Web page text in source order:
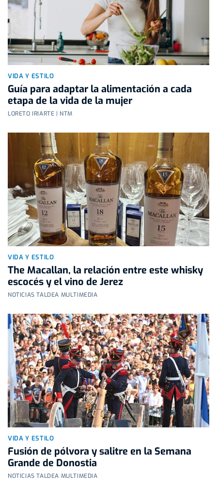
VIDA Y ESTILO
Guía para adaptar la alimentación a cada
etapa de la vida de la mujer
LORETO IRIARTE | NTM
VIDA Y ESTILO
The Macallan, la relación entre este whisky
escocés y el vino de Jerez
NOTICIAS TALDEA MULTIMEDIA
VIDA Y ESTILO
Fusión de pólvora y salitre en la Semana
Grande de Donostia
NOTICIAS TALDEA MULTIMEDIA